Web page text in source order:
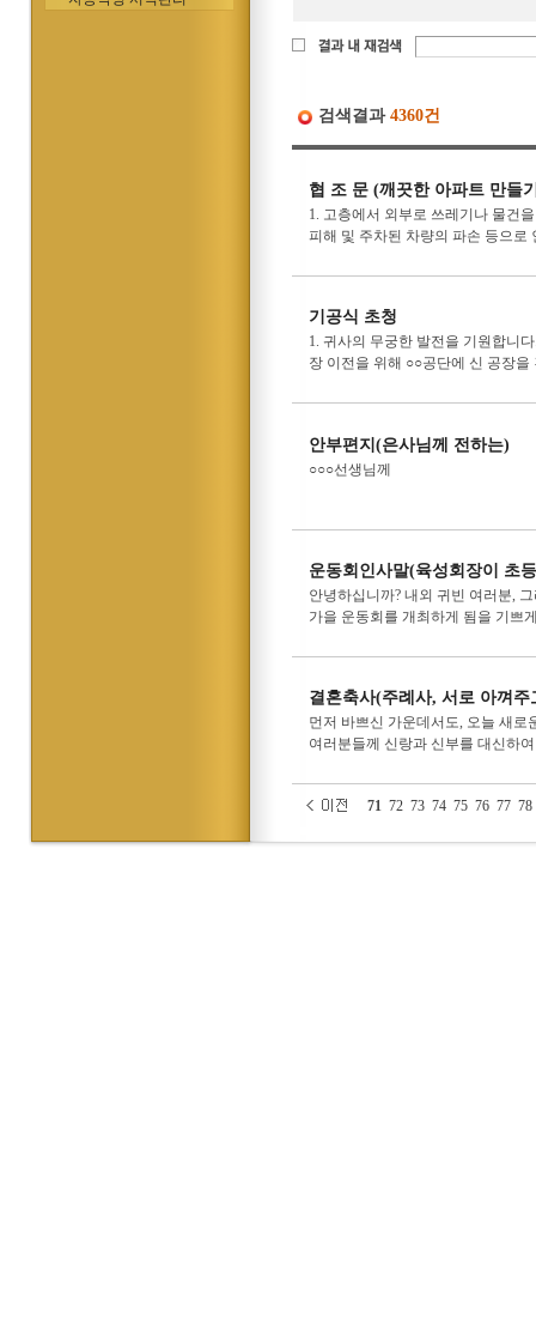
검색결과 4360건
협 조 문 (깨끗한 아파트 만들
1. 고층에서 외부로 쓰레기나 물건
피해 및 주차된 차량의 파손 등으로
기공식 초청
1. 귀사의 무궁한 발전을 기원합니
장 이전을 위해 ○○공단에 신 공장을
안부편지(은사님께 전하는)
○○○선생님께
운동회인사말(육성회장이 초
안녕하십니까? 내외 귀빈 여러분,
가을 운동회를 개최하게 됨을 기쁘
결혼축사(주례사, 서로 아껴
먼저 바쁘신 가운데서도, 오늘 새로
여러분들께 신랑과 신부를 대신하
71 72 73 74 75 76 77 78